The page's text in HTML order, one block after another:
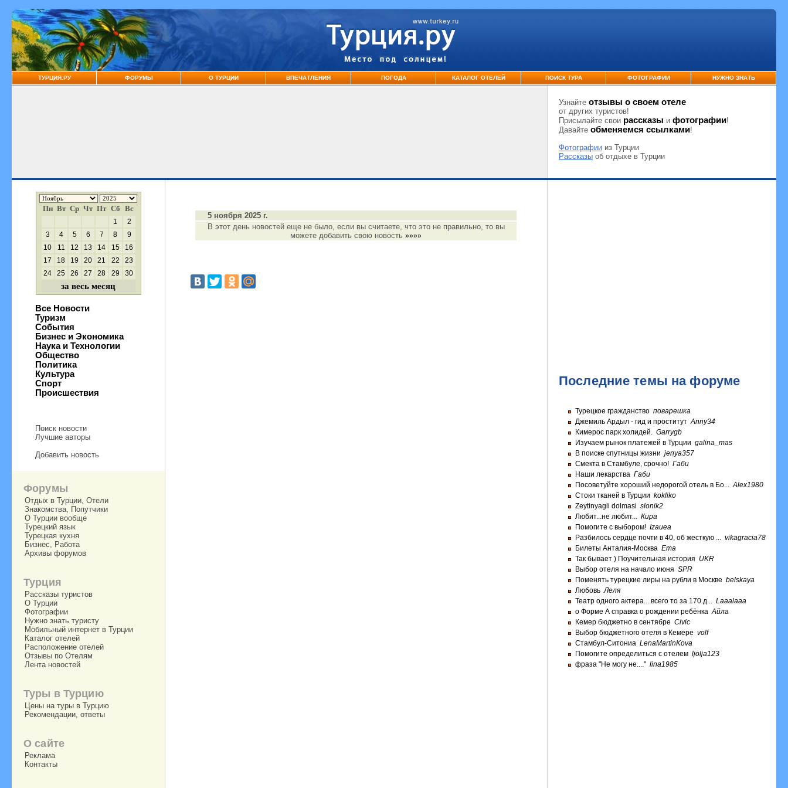
ТУРЦИЯ.РУ ФОРУМЫ О ТУРЦИИ ВПЕЧАТЛЕНИЯ ПОГОДА КАТАЛОГ ОТЕЛЕЙ ПОИСК ТУРА ФОТОГРАФИИ НУЖНО ЗНАТЬ
Узнайте отзывы о своем отеле
от других туристов!
Присылайте свои рассказы и фотографии!
Давайте обменяемся ссылками!
Фотографии из Турции
Рассказы об отдыхе в Турции
Пн Вт Ср Чт Пт Сб Вс
1
2
3
4 5 6 7 8
9
10
11 12 13 14 15
16
17
18 19 20 21 22
23
24
25 26 27 28 29 30
за весь месяц
Все Новости
Туризм
События
Бизнес и Экономика
Наука и Технологии
Общество
Политика
Культура
Спорт
Происшествия
Поиск новости
Лучшие авторы
Добавить новость
5 ноября 2025 г.
В этот день новостей еще не было, если вы считаете, что это не правильно, то вы
можете добавить свою новость »»»»
Последние темы на форуме
Турецкое гражданство поварешка
Джемиль Ардыл - гид и проститут Anny34
Кимерос парк холидей. Garrygb
Изучаем рынок платежей в Турции galina_mas
В поиске спутницы жизни jenya357
Смекта в Стамбуле, срочно! Габи
Наши лекарства Габи
Посоветуйте хороший недорогой отель в Бо... Alex1980
Стоки тканей в Турции kokliko
Zeytinyagli dolmasi slonik2
Любит...не любит... Кира
Помогите с выбором! Izauea
Разбилось сердце почти в 40, об жесткую ... vikagracia78
Билеты Анталия-Москва Ema
Так бывает ) Поучительная история UKR
Выбор отеля на начало июня SPR
Поменять турецкие лиры на рубли в Москве belskaya
Любовь Леля
Театр одного актера....всего то за 170 д... Laaalaaa
о Форме А справка о рождении ребёнка Айла
Кемер бюджетно в сентябре Civic
Выбор бюджетного отеля в Кемере volf
Стамбул-Ситониа LenaMartinKova
Помогите определиться с отелем ljolja123
фраза "Не могу не...." lina1985
Форумы
Отдых в Турции, Отели
Знакомства, Попутчики
О Турции вообще
Турецкий язык
Турецкая кухня
Бизнес, Работа
Архивы форумов
Турция
Рассказы туристов
О Турции
Фотографии
Нужно знать туристу
Мобильный интернет в Турции
Каталог отелей
Расположение отелей
Отзывы по Отелям
Лента новостей
Туры в Турцию
Цены на туры в Турцию
Рекомендации, ответы
О сайте
Реклама
Контакты